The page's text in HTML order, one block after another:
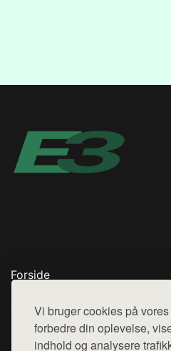
Vi bruger cookies på
forbedre din oplevelse,
indhold og analysere
Forside
Top Rabatter
Kontakt